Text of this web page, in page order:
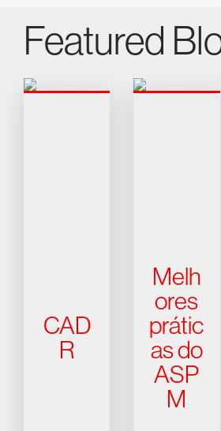
Featured
CAD
R
Melh
ores
prátic
as do
ASP
M